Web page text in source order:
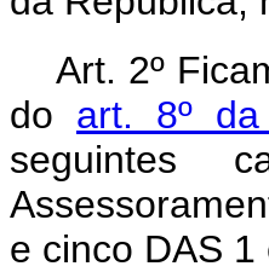
Art. 2º
do art. 8º
seguintes
e cinco DAS